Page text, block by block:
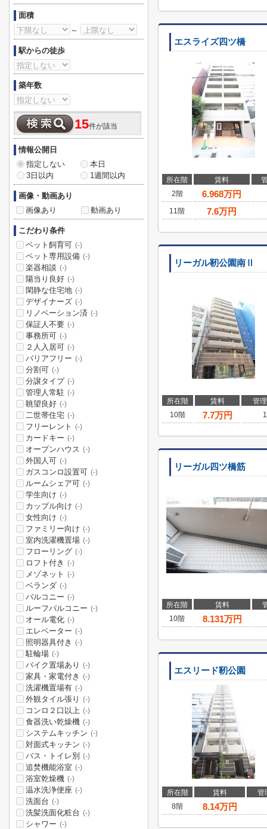
エスライズ四ツ橋
所在階 賃料
2階
6.968万円
11階 7.6万円
リーガル靭公園南Ⅱ
所在階 賃料
管
10階
7.7万円
リーガル四ツ橋筋
所在階 賃料
10階
8.131万円
エスリード靭公園
所在階 賃料
管
8階
8.14万円
面積
～
駅からの徒歩
築年数
15件が該当
情報公開日
指定しない
本日
3日以内
1週間以内
画像・動画あり
画像あり
動画あり
こだわり条件
ペット飼育可 (-)
ペット専用設備 (-)
楽器相談 (-)
陽当り良好 (-)
閑静な住宅地 (-)
デザイナーズ (-)
リノベーション済 (-)
保証人不要 (-)
事務所可 (-)
２人入居可 (-)
バリアフリー (-)
分割可 (-)
分譲タイプ (-)
管理人常駐 (-)
眺望良好 (-)
二世帯住宅 (-)
フリーレント (-)
カードキー (-)
オープンハウス (-)
外国人可 (-)
ガスコンロ設置可 (-)
ルームシェア可 (-)
学生向け (-)
カップル向け (-)
女性向け (-)
ファミリー向け (-)
室内洗濯機置場 (-)
フローリング (-)
ロフト付き (-)
メゾネット (-)
ベランダ (-)
バルコニー (-)
ルーフバルコニー (-)
オール電化 (-)
エレベーター (-)
照明器具付き (-)
駐輪場 (-)
バイク置場あり (-)
家具・家電付き (-)
洗濯機置場有 (-)
外観タイル張り (-)
コンロ２口以上 (-)
食器洗い乾燥機 (-)
システムキッチン (-)
対面式キッチン (-)
バス・トイレ別 (-)
追焚機能浴室 (-)
浴室乾燥機 (-)
温水洗浄便座 (-)
洗面台 (-)
洗髪洗面化粧台 (-)
シャワー (-)